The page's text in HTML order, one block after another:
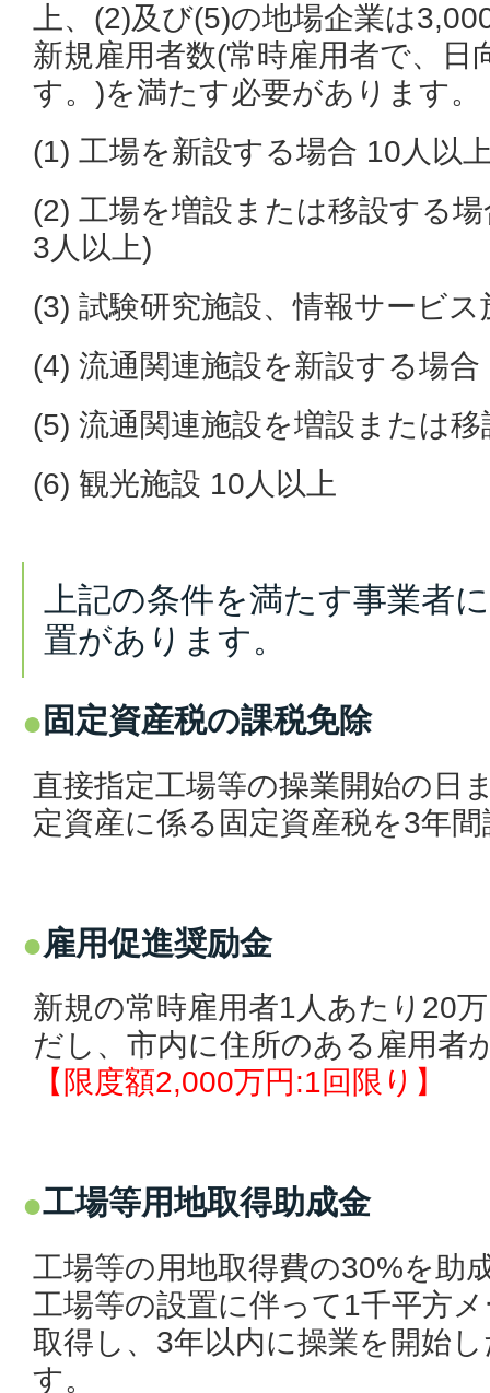
上、(2)及び(5)の地場企業は
新規雇用者数(常時雇用者で、日
す。)を満たす必要があります。
(1) 工場を新設する場合 10人以
(2) 工場を増設または移設する
3人以上)
(3) 試験研究施設、情報サービ
(4) 流通関連施設を新設する場合
(5) 流通関連施設を増設または
(6) 観光施設 10人以上
上記の条件を満たす事業者
置があります。
固定資産税の課税免除
直接指定工場等の操業開始の日
定資産に係る固定資産税を3年
雇用促進奨励金
新規の常時雇用者1人あたり20
だし、市内に住所のある雇用者
【限度額2,000万円:1回限り】
工場等用地取得助成金
工場等の用地取得費の30%を助
工場等の設置に伴って1千平方
取得し、3年以内に操業を開始
す。